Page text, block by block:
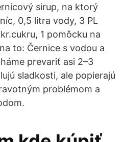
sirup, na ktorý
0,5 litra vody, 3 PL
1 pomôcku na
to: Černice s vodou a
prevariť asi 2–3
sladkosti, ale popierajú
problémom a